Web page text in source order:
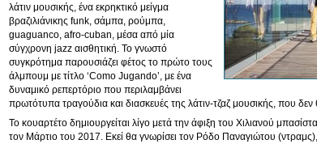
λάτιν μουσικής, ένα εκρηκτικό μείγμα
βραζιλιάνικης funk, σάμπα, ρούμπα,
guaguanco, afro-cuban, μέσα από μία
σύγχρονη jazz αισθητική. Το γνωστό
συγκρότημα παρουσιάζει φέτος το πρώτο τους
άλμπουμ με τίτλο ‘Como Jugando’, με ένα
δυναμικό ρεπερτόριο που περιλαμβάνει
πρωτότυπα τραγούδια και διασκευές της λάτιν-τζαζ μουσικής, που
Το κουαρτέτο δημιουργείται λίγο μετά την άφιξη του Χιλιανού
τον Μάρτιο του 2017. Εκεί θα γνωρίσει τον Ρόδο Παναγιώτου